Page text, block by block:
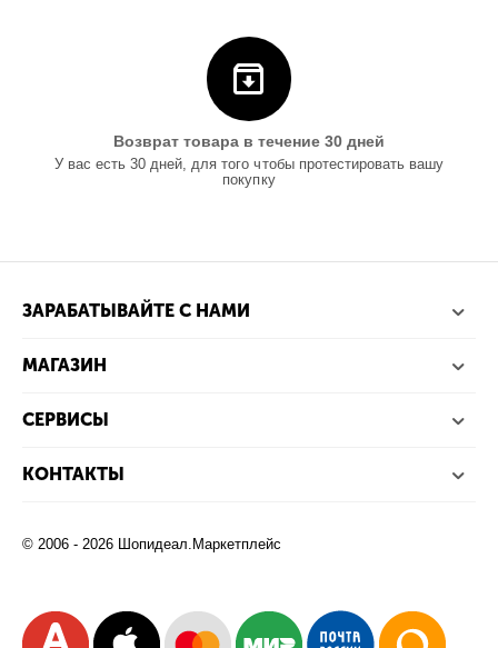
Возврат товара в течение 30 дней
У вас есть 30 дней, для того чтобы протестировать вашу
покупку
ЗАРАБАТЫВАЙТЕ С НАМИ
МАГАЗИН
СЕРВИСЫ
КОНТАКТЫ
© 2006 - 2026 Шопидеал.Маркетплейс